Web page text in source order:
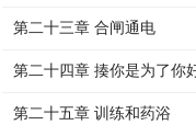
第二十三章 合闸通电
第二十四章 揍你是为了你
第二十五章 训练和药浴